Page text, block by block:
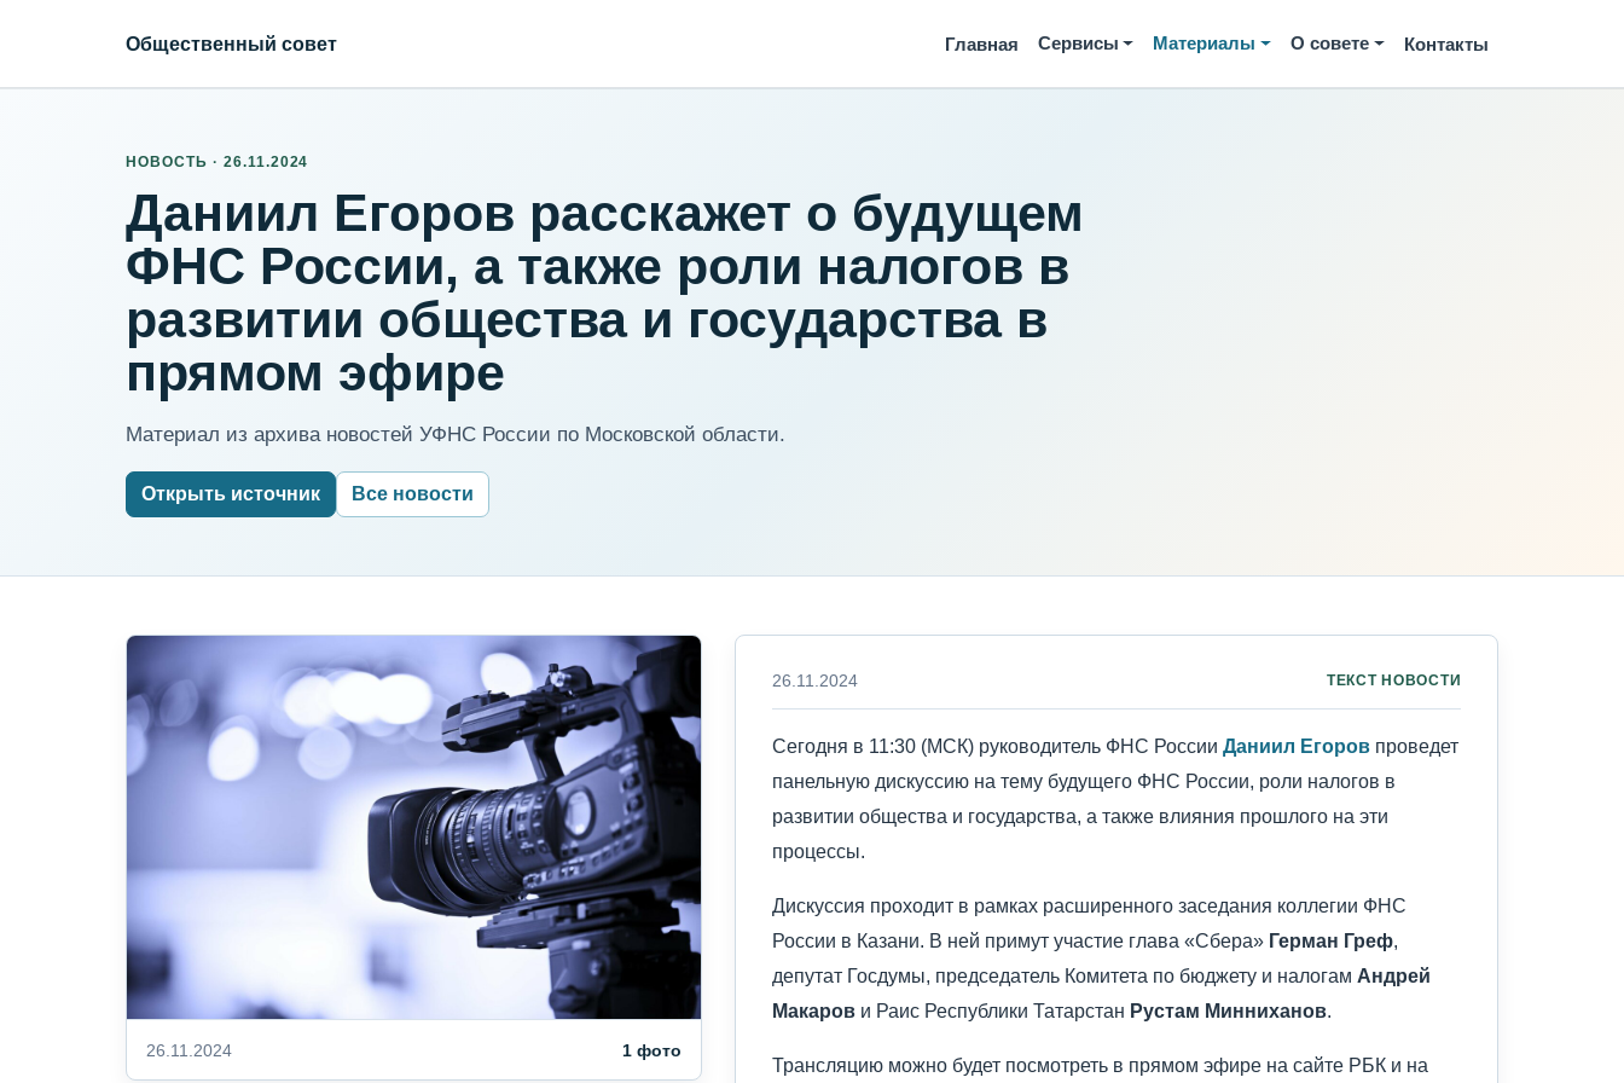
Общественный совет Главная Сервисы Материалы О совете Контакты
НОВОСТЬ · 26.11.2024
Даниил Егоров расскажет о будущем
ФНС России, а также роли налогов в
развитии общества и государства в
прямом эфире
Материал из архива новостей УФНС России по Московской области.
Открыть источник Все новости
26.11.2024 1 фото
26.11.2024 ТЕКСТ НОВОСТИ
Сегодня в 11:30 (МСК) руководитель ФНС России Даниил Егоровпроведет
панельную дискуссию на тему будущего ФНС России, роли налогов в
развитии общества и государства, а также влияния прошлого на эти
процессы.
Дискуссия проходит в рамках расширенного заседания коллегии ФНС
России в Казани. В ней примут участие глава «Сбера» Герман Греф,
депутат Госдумы, председатель Комитета по бюджету и налогам Андрей
Макарови Раис Республики Татарстан Рустам Минниханов.
Трансляцию можно будет посмотреть в прямом эфире на сайте РБК и на